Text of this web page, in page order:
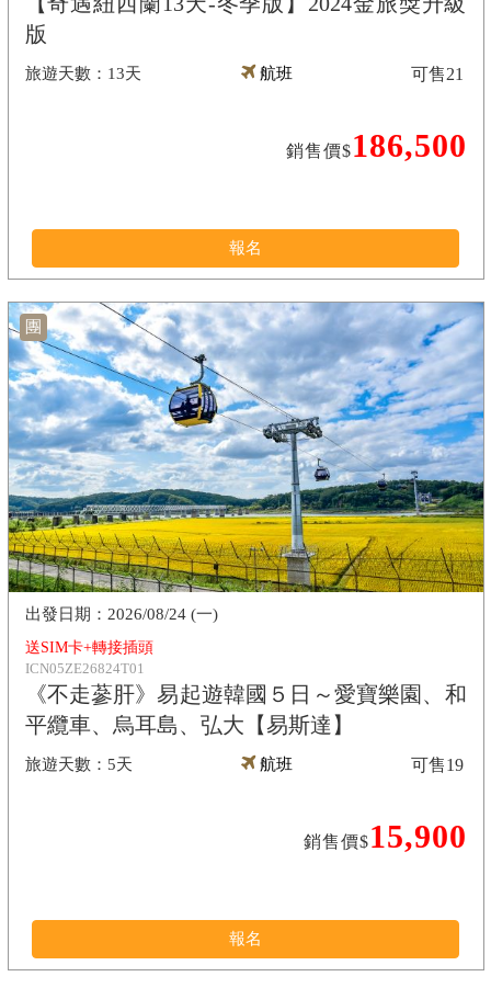
版
13天 航班
銷售價$186,500
可售21
報名
團
送SIM卡+轉接插頭
ICN05ZE26824T01
《不走蔘肝》易起遊韓國５日～愛寶樂園、和
平纜車、烏耳島、弘大【易斯達】
5天
2026/08/24 (一)
航班
銷售價$15,900
可售19
報名